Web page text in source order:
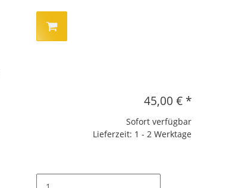
45,00 € *
Sofort verfügbar
Lieferzeit: 1 - 2 Werktage